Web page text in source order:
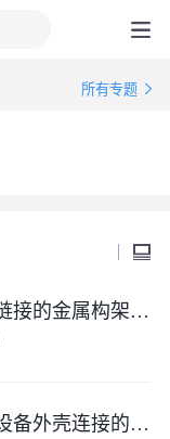
所有专题
电气设备外壳及与电气设备链接的金属构架接地安全技术交底.xls
电气设备金属外壳及与电气设备外壳连接的金属构架接地安全技术交底